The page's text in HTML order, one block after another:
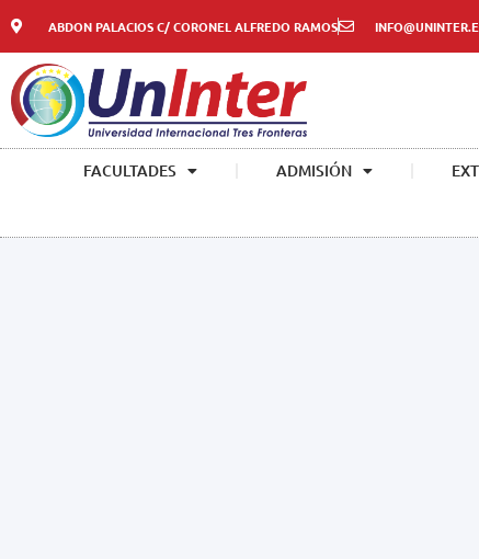
ABDON PALACIOS C/ CORONEL ALFREDO RAMOS
FACULTADES ADMISIÓN